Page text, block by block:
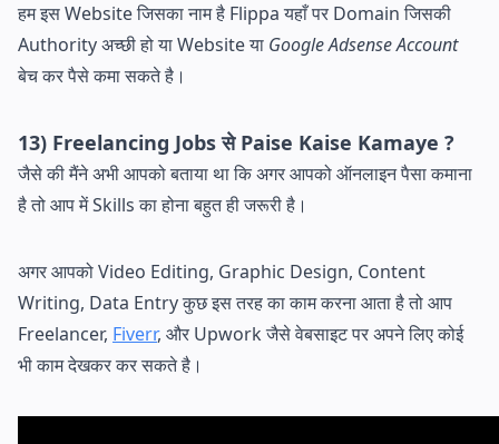
हम इस Website जिसका नाम है Flippa यहाँ पर Domain जिसकी
Authority अच्छी हो या Website या Google Adsense Account
बेच कर पैसे कमा सकते है।
13) Freelancing Jobs से Paise Kaise Kamaye ?
जैसे की मैंने अभी आपको बताया था कि अगर आपको ऑनलाइन पैसा कमाना
है तो आप में Skills का होना बहुत ही जरूरी है।
अगर आपको Video Editing, Graphic Design, Content
Writing, Data Entry कुछ इस तरह का काम करना आता है तो आप
Freelancer, Fiverr, और Upwork जैसे वेबसाइट पर अपने लिए कोई
भी काम देखकर कर सकते है।